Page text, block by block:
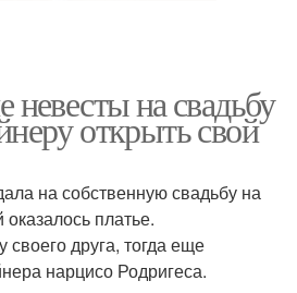
невесты на свадьбу
открыть свой
на собственную свадьбу на
платье.
своего друга, тогда еще
нарцисо Родригеса.